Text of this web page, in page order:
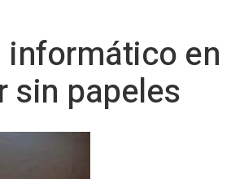
en
sin papeles